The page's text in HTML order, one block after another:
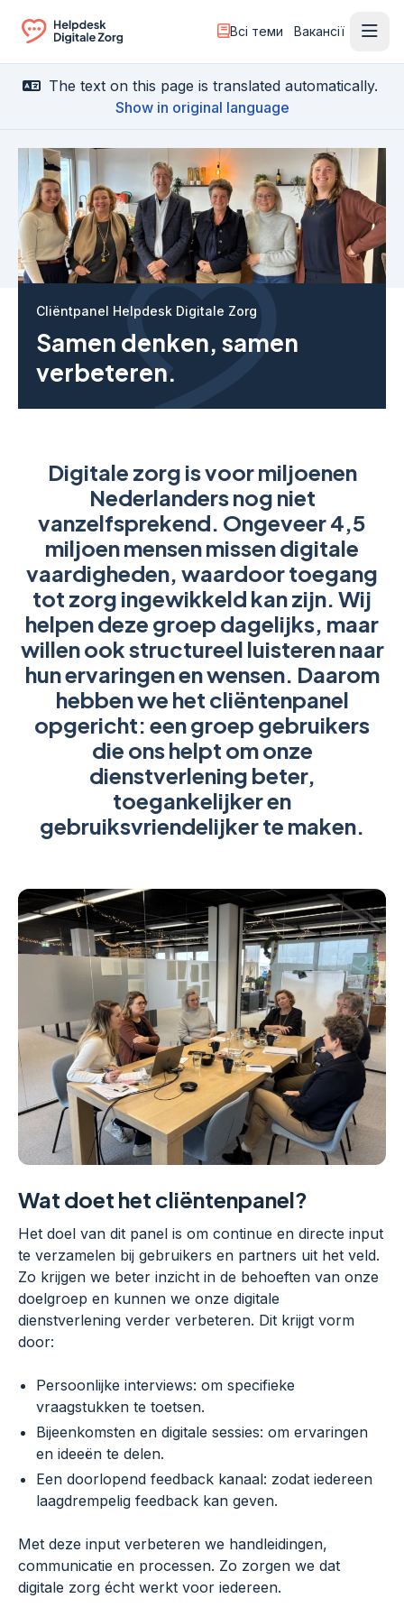
Ga naar de homepagina
Всі теми Вакансії
The text on this page is translated automatically.
Show in original language
Cliëntpanel Helpdesk Digitale Zorg
Samen denken, samen
verbeteren.
Digitale zorg is voor miljoenen
Nederlanders nog niet
vanzelfsprekend. Ongeveer 4,5
miljoen mensen missen digitale
vaardigheden, waardoor toegang
tot zorg ingewikkeld kan zijn. Wij
helpen deze groep dagelijks, maar
willen ook structureel luisteren naar
hun ervaringen en wensen. Daarom
hebben we het cliëntenpanel
opgericht: een groep gebruikers
die ons helpt om onze
dienstverlening beter,
toegankelijker en
gebruiksvriendelijker te maken.
Wat doet het cliëntenpanel?
Het doel van dit panel is om continue en directe input
te verzamelen bij gebruikers en partners uit het veld.
Zo krijgen we beter inzicht in de behoeften van onze
doelgroep en kunnen we onze digitale
dienstverlening verder verbeteren. Dit krijgt vorm
door:
Persoonlijke interviews: om specifieke
vraagstukken te toetsen.
Bijeenkomsten en digitale sessies: om ervaringen
en ideeën te delen.
Een doorlopend feedback kanaal: zodat iedereen
laagdrempelig feedback kan geven.
Met deze input verbeteren we handleidingen,
communicatie en processen. Zo zorgen we dat
digitale zorg écht werkt voor iedereen.